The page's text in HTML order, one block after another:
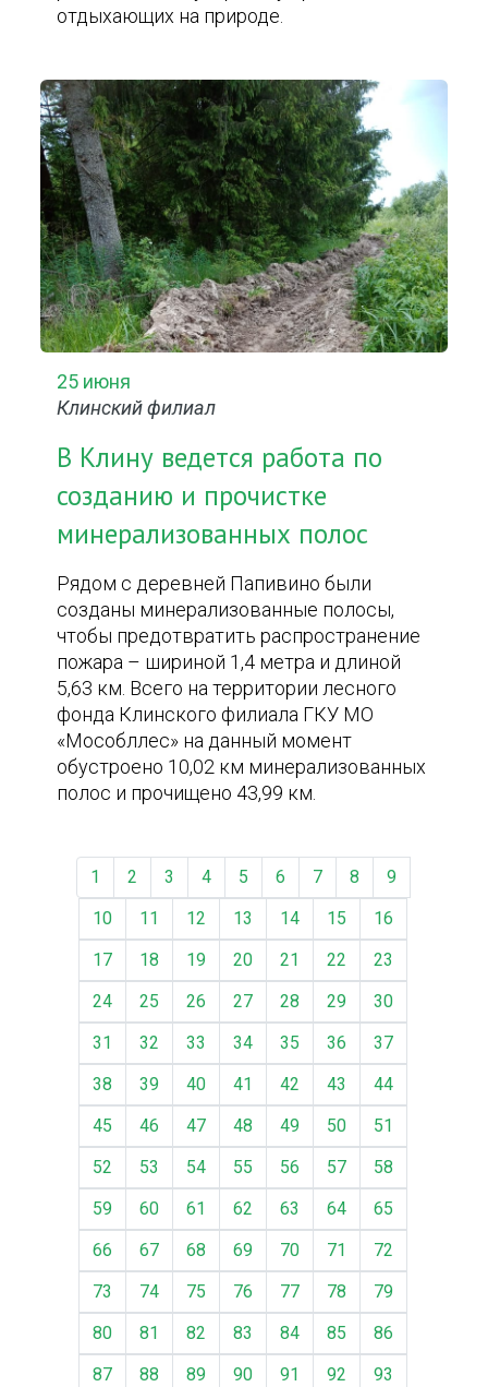
отдыхающих на природе.
25 июня
Клинский филиал
В Клину ведется работа по
созданию и прочистке
минерализованных полос
Рядом с деревней Папивино были
созданы минерализованные полосы,
чтобы предотвратить распространение
пожара – шириной 1,4 метра и длиной
5,63 км. Всего на территории лесного
фонда Клинского филиала ГКУ МО
«Мособллес» на данный момент
обустроено 10,02 км минерализованных
полос и прочищено 43,99 км.
1 2 3 4 5 6 7 8
9
10
11 12 13 14 15
16
17
18 19 20 21 22
23
24
25 26 27 28 29
30
31
32 33 34 35 36
37
38
39 40 41 42 43
44
45
46 47 48 49 50
51
52
53 54 55 56 57
58
59
60 61 62 63 64
65
66
67 68 69 70 71
72
73
74 75 76 77 78
79
80
81 82 83 84 85
86
87
88 89 90 91 92
93